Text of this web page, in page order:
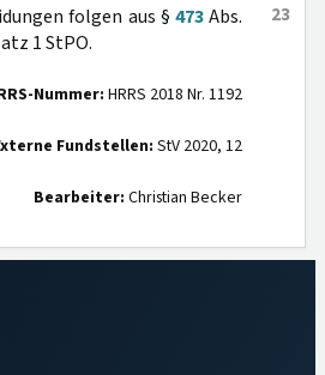
23
folgen aus § 473Abs.
1 StPO.
Nummer: HRRS 2018 Nr. 1192
Fundstellen: StV 2020, 12
Bearbeiter: Christian Becker